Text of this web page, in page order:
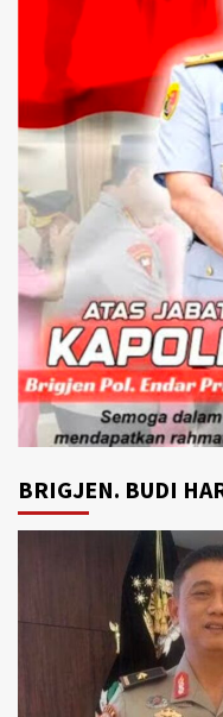
BRIGJEN. BUDI